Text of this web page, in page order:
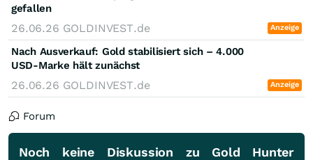
gefallen
26.06.26 GOLDINVEST.de Anzeige
Nach Ausverkauf: Gold stabilisiert sich – 4.000
USD-Marke hält zunächst
26.06.26 GOLDINVEST.de Anzeige
Forum
Noch keine Diskussion zu Gold Hunter